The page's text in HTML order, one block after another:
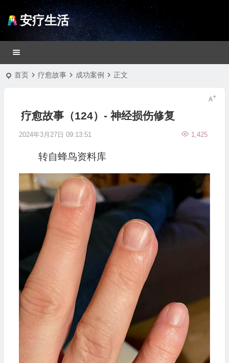
安疗生活
首页 疗愈故事 成功案例 正文
疗愈故事（124）- 神经损伤修复
2024年3月27日 09:13:51 1,425
转自蜂鸟资料库